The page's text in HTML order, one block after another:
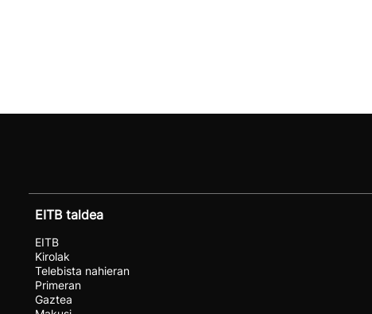
EITB taldea
EITB
Kirolak
Telebista nahieran
Primeran
Gaztea